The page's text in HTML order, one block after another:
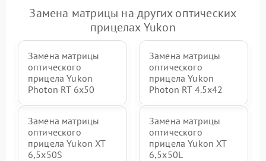
Замена матрицы на других оптических
прицелах Yukon
Замена матрицы
оптического
прицела Yukon
Photon RT 6x50
Замена матрицы
оптического
прицела Yukon
Photon RT 4.5x42
Замена матрицы
оптического
прицела Yukon XT
6,5x50S
Замена матрицы
оптического
прицела Yukon XT
6,5x50L